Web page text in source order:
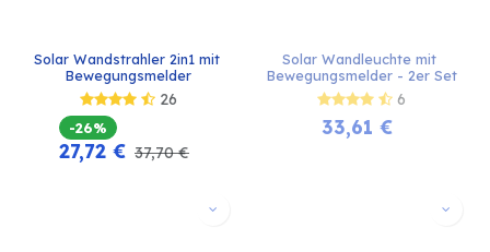
Solar Wandstrahler 2in1 mit
Bewegungsmelder
26
-26%
27,72 € 37,70€
Solar Wandleuchte mit
Bewegungsmelder - 2er Set
6
33,61 €